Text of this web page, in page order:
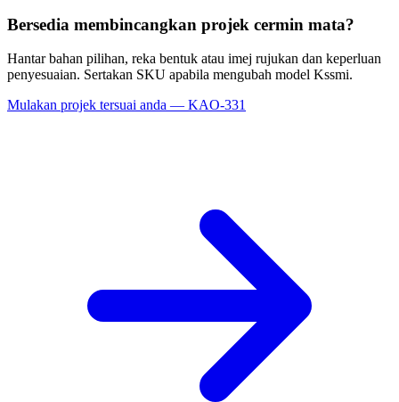
Bersedia membincangkan projek cermin mata?
Hantar bahan pilihan, reka bentuk atau imej rujukan dan keperluan
penyesuaian. Sertakan SKU apabila mengubah model Kssmi.
Mulakan projek tersuai anda — KAO-331